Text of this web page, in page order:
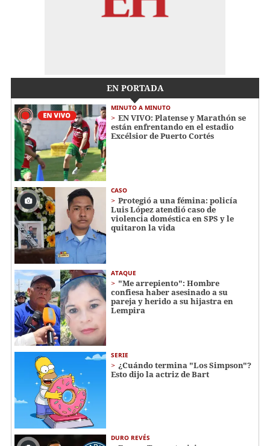
EN PORTADA
MINUTO A MINUTO
EN VIVO: Platense y Marathón se
están enfrentando en el estadio
Excélsior de Puerto Cortés
CASO
Protegió a una fémina: policía
Luis López atendió caso de
violencia doméstica en SPS y le
quitaron la vida
ATAQUE
"Me arrepiento": Hombre
confiesa haber asesinado a su
pareja y herido a su hijastra en
Lempira
SERIE
¿Cuándo termina "Los Simpson"?
Esto dijo la actriz de Bart
DURO REVÉS